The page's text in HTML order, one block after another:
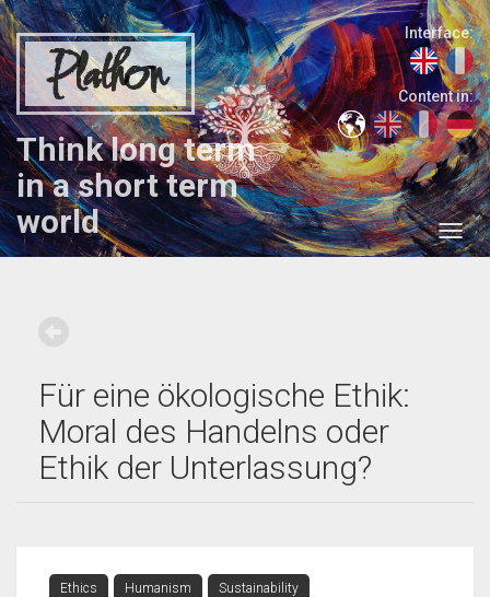
Plathon
Think long term
in a short term
world
Interface:
Content in:
Für eine ökologische Ethik:
Moral des Handelns oder
Ethik der Unterlassung?
Ethics Humanism Sustainability